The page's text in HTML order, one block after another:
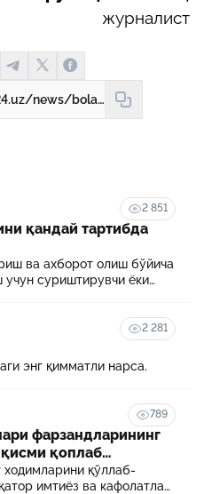
журналист
https://new.hudud24.uz/news/bolalar-manfaatlari-mozharolar-soiasida-kolib-ketmokda
2 851
қандай тартибда
ва ахборот олиш бўйича
учун суриштирувчи ёки
2 281
энг қимматли нарса.
789
фарзандларининг
қоплаб
қўллаб-
имтиёз ва кафолатлар